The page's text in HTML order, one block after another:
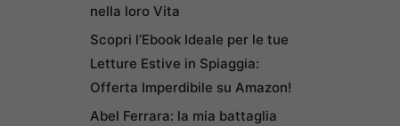
nella loro Vita
Scopri l’Ebook Ideale per le tue
Letture Estive in Spiaggia:
Offerta Imperdibile su Amazon!
Abel Ferrara: la mia battaglia